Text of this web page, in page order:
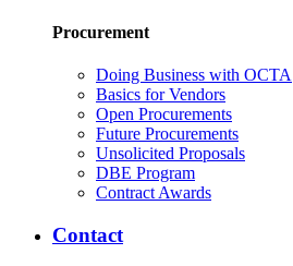
Procurement
Doing Business with OCTA
Basics for Vendors
Open Procurements
Future Procurements
Unsolicited Proposals
DBE Program
Contract Awards
Contact